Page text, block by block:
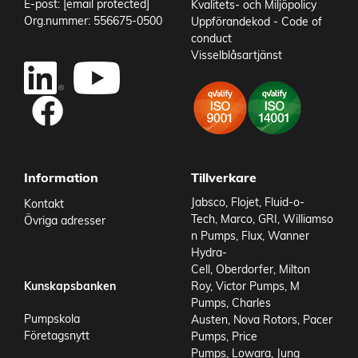
Varvtal
1000 rpm
Noggrannhet
1 %
10 °C
Temperaturområde media till
Omgivningstemperatur från
-10 °C
Omgivningstemperatur till
50 °C
IP-klass
IP55
Add as new cart row
E-post: [email protected]
Org.nummer: 556675-0500
Kvalitets- och Miljöpolicy
Uppförandekod - Code of
conduct
Visselblåsartjänst
Information
Kontakt
Övriga adresser
Kunskapsbanken
Pumpskola
Företagsnytt
Tillverkare
Jabsco, Flojet, Fluid-o-
Tech, Marco, GRI, Williamso
n Pumps, Flux, Wanner
Hydra-
Cell, Oberdorfer, Milton
Roy, Victor Pumps, M
Pumps, Charles
Austen, Nova Rotors, Pacer
Pumps, Price
Pumps, Lowara, Jung